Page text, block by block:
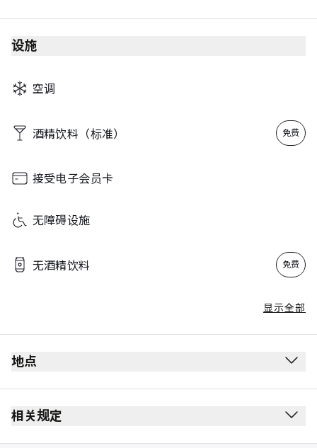
设施
空调
酒精饮料（标准） 免费
接受电子会员卡
无障碍设施
无酒精饮料 免费
显示全部
地点
相关规定